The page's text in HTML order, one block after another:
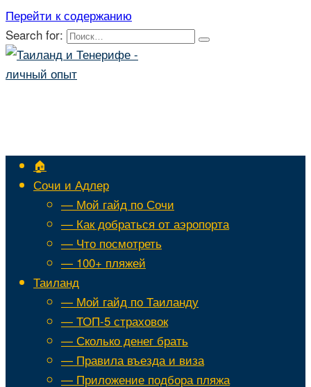
Перейти к содержанию
Search for:
🏠
Сочи и Адлер
— Мой гайд по Сочи
— Как добраться от аэропорта
— Что посмотреть
— 100+ пляжей
Таиланд
— Мой гайд по Таиланду
— ТОП-5 страховок
— Сколько денег брать
— Правила въезда и виза
— Приложение подбора пляжа